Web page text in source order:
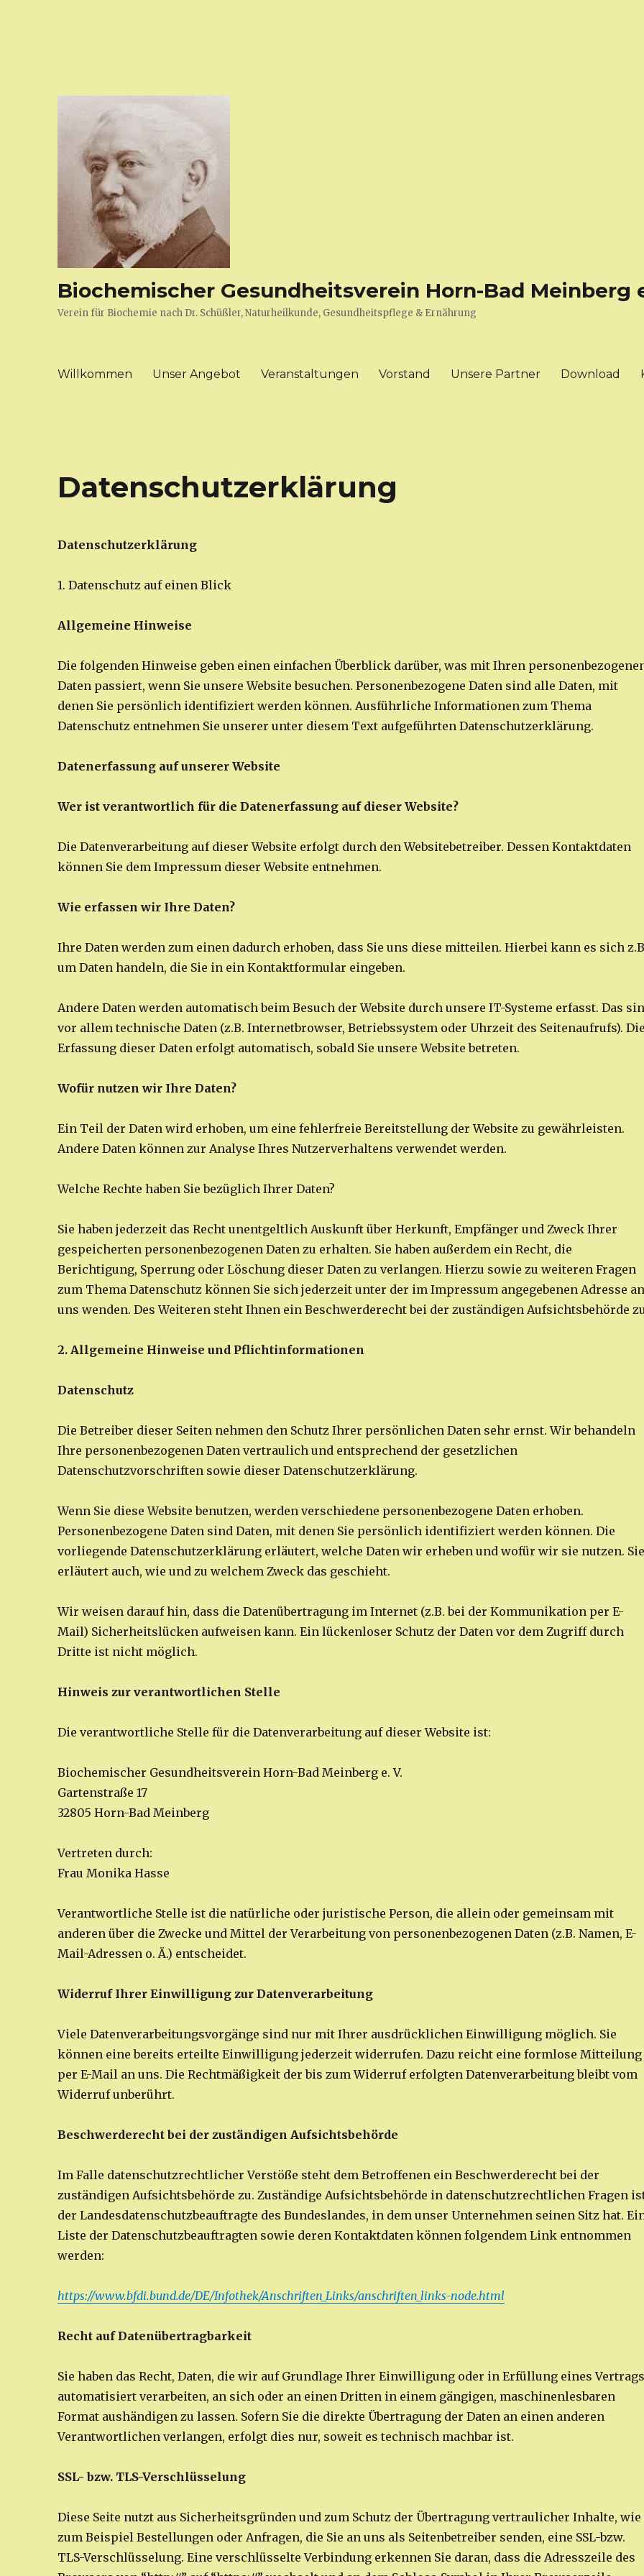
Biochemischer Gesundheitsverein Horn-Bad Meinberg
Verein für Biochemie nach Dr. Schüßler, Naturheilkunde, Gesundheitspflege & Ernährung
Willkommen Unser Angebot Veranstaltungen Vorstand Unsere Partner Download
Datenschutzerklärung
Datenschutzerklärung
1. Datenschutz auf einen Blick
Allgemeine Hinweise
Die folgenden Hinweise geben einen einfachen Überblick darüber, was mit Ihren
Daten passiert, wenn Sie unsere Website besuchen. Personenbezogene Daten sind alle Daten, mit
denen Sie persönlich identifiziert werden können. Ausführliche Informationen zum Thema
Datenschutz entnehmen Sie unserer unter diesem Text aufgeführten Datenschutzerklärung.
Datenerfassung auf unserer Website
Wer ist verantwortlich für die Datenerfassung auf dieser Website?
Die Datenverarbeitung auf dieser Website erfolgt durch den Websitebetreiber. Dessen Kontaktdaten
können Sie dem Impressum dieser Website entnehmen.
Wie erfassen wir Ihre Daten?
Ihre Daten werden zum einen dadurch erhoben, dass Sie uns diese mitteilen. Hierbei kann es sich
um Daten handeln, die Sie in ein Kontaktformular eingeben.
Andere Daten werden automatisch beim Besuch der Website durch unsere IT-Systeme erfasst. Das
vor allem technische Daten (z.B. Internetbrowser, Betriebssystem oder Uhrzeit des Seitenaufrufs).
Erfassung dieser Daten erfolgt automatisch, sobald Sie unsere Website betreten.
Wofür nutzen wir Ihre Daten?
Ein Teil der Daten wird erhoben, um eine fehlerfreie Bereitstellung der Website zu gewährleisten.
Andere Daten können zur Analyse Ihres Nutzerverhaltens verwendet werden.
Welche Rechte haben Sie bezüglich Ihrer Daten?
Sie haben jederzeit das Recht unentgeltlich Auskunft über Herkunft, Empfänger und Zweck Ihrer
gespeicherten personenbezogenen Daten zu erhalten. Sie haben außerdem ein Recht, die
Berichtigung, Sperrung oder Löschung dieser Daten zu verlangen. Hierzu sowie zu weiteren Fragen
zum Thema Datenschutz können Sie sich jederzeit unter der im Impressum angegebenen Adresse
uns wenden. Des Weiteren steht Ihnen ein Beschwerderecht bei der zuständigen Aufsichtsbehörde
2. Allgemeine Hinweise und Pflichtinformationen
Datenschutz
Die Betreiber dieser Seiten nehmen den Schutz Ihrer persönlichen Daten sehr ernst. Wir behandeln
Ihre personenbezogenen Daten vertraulich und entsprechend der gesetzlichen
Datenschutzvorschriften sowie dieser Datenschutzerklärung.
Wenn Sie diese Website benutzen, werden verschiedene personenbezogene Daten erhoben.
Personenbezogene Daten sind Daten, mit denen Sie persönlich identifiziert werden können. Die
vorliegende Datenschutzerklärung erläutert, welche Daten wir erheben und wofür wir sie nutzen.
erläutert auch, wie und zu welchem Zweck das geschieht.
Wir weisen darauf hin, dass die Datenübertragung im Internet (z.B. bei der Kommunikation per E-
Mail) Sicherheitslücken aufweisen kann. Ein lückenloser Schutz der Daten vor dem Zugriff durch
Dritte ist nicht möglich.
Hinweis zur verantwortlichen Stelle
Die verantwortliche Stelle für die Datenverarbeitung auf dieser Website ist:
Biochemischer Gesundheitsverein Horn-Bad Meinberg e. V.
Gartenstraße 17
32805 Horn-Bad Meinberg
Vertreten durch:
Frau Monika Hasse
Verantwortliche Stelle ist die natürliche oder juristische Person, die allein oder gemeinsam mit
anderen über die Zwecke und Mittel der Verarbeitung von personenbezogenen Daten (z.B. Namen, E-
Mail-Adressen o. Ä.) entscheidet.
Widerruf Ihrer Einwilligung zur Datenverarbeitung
Viele Datenverarbeitungsvorgänge sind nur mit Ihrer ausdrücklichen Einwilligung möglich. Sie
können eine bereits erteilte Einwilligung jederzeit widerrufen. Dazu reicht eine formlose Mitteilung
per E-Mail an uns. Die Rechtmäßigkeit der bis zum Widerruf erfolgten Datenverarbeitung bleibt vom
Widerruf unberührt.
Beschwerderecht bei der zuständigen Aufsichtsbehörde
Im Falle datenschutzrechtlicher Verstöße steht dem Betroffenen ein Beschwerderecht bei der
zuständigen Aufsichtsbehörde zu. Zuständige Aufsichtsbehörde in datenschutzrechtlichen Fragen
der Landesdatenschutzbeauftragte des Bundeslandes, in dem unser Unternehmen seinen Sitz hat.
Liste der Datenschutzbeauftragten sowie deren Kontaktdaten können folgendem Link entnommen
werden:
https://www.bfdi.bund.de/DE/Infothek/Anschriften_Links/anschriften_links-node.html
Recht auf Datenübertragbarkeit
Sie haben das Recht, Daten, die wir auf Grundlage Ihrer Einwilligung oder in Erfüllung eines
automatisiert verarbeiten, an sich oder an einen Dritten in einem gängigen, maschinenlesbaren
Format aushändigen zu lassen. Sofern Sie die direkte Übertragung der Daten an einen anderen
Verantwortlichen verlangen, erfolgt dies nur, soweit es technisch machbar ist.
SSL- bzw. TLS-Verschlüsselung
Diese Seite nutzt aus Sicherheitsgründen und zum Schutz der Übertragung vertraulicher Inhalte, wie
zum Beispiel Bestellungen oder Anfragen, die Sie an uns als Seitenbetreiber senden, eine SSL-bzw.
TLS-Verschlüsselung. Eine verschlüsselte Verbindung erkennen Sie daran, dass die Adresszeile des